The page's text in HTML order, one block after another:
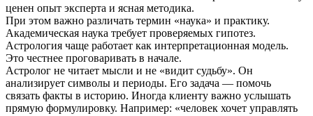
ценен опыт эксперта и ясная методика.
При этом важно различать термин «наука» и практику.
Академическая наука требует проверяемых гипотез.
Астрология чаще работает как интерпретационная модель.
Это честнее проговаривать в начале.
Астролог не читает мысли и не «видит судьбу». Он
анализирует символы и периоды. Его задача — помочь
связать факты в историю. Иногда клиенту важно услышать
прямую формулировку. Например: «человек хочет управлять